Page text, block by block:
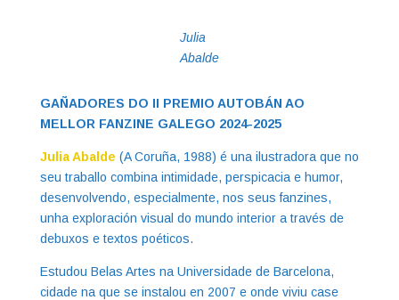
Julia
Abalde
GAÑADORES DO II PREMIO AUTOBÁN AO
MELLOR FANZINE GALEGO 2024-2025
Julia Abalde (A Coruña, 1988) é una ilustradora que no
seu traballo combina intimidade, perspicacia e humor,
desenvolvendo, especialmente, nos seus fanzines,
unha exploración visual do mundo interior a través de
debuxos e textos poéticos.
Estudou Belas Artes na Universidade de Barcelona,
cidade na que se instalou en 2007 e onde viviu case